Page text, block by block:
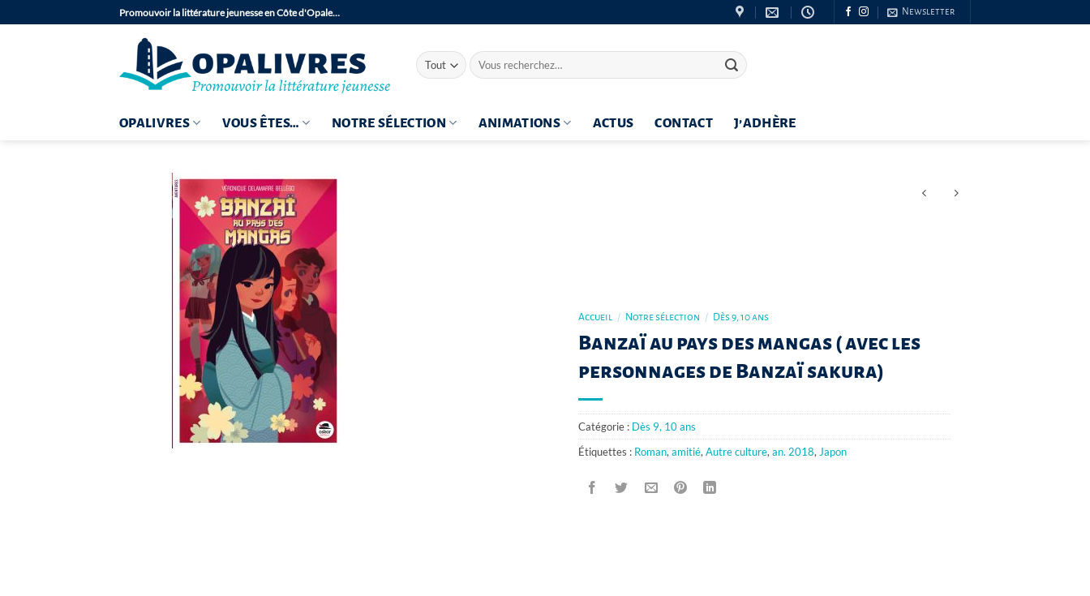
au
Promouvoir la littérature jeunesse en Côte d'Opale… Newsletter
Recherche
pour :
OPALIVRES VOUS ÊTES… NOTRE SÉLECTION ANIMATIONS ACTUS CONTACT J’ADHÈRE
Accueil / Notre sélection / Dès 9, 10 ans
Banzaï au pays des mangas ( avec les
personnages de Banzaï sakura)
Catégorie : Dès 9, 10 ans
Étiquettes : Roman, amitié, Autre culture, an. 2018, Japon